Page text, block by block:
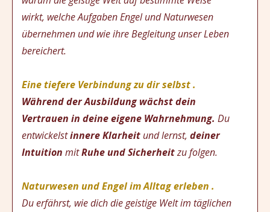
wirkt, welche Aufgaben Engel und Naturwesen
übernehmen und wie ihre Begleitung unser Leben
bereichert.
Eine tiefere Verbindung zu dir selbst .
Während der Ausbildung wächst dein
Vertrauen in deine eigene Wahrnehmung. Du
entwickelstinnere Klarheit und lernst, deiner
Intuition mitRuhe und Sicherheitzu folgen.
Naturwesen und Engel im Alltag erleben .
Du erfährst, wie dich die geistige Welt im täglichen